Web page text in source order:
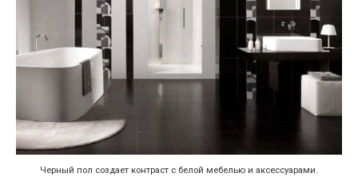
Черный пол создает контраст с белой мебелью и аксессуарами.